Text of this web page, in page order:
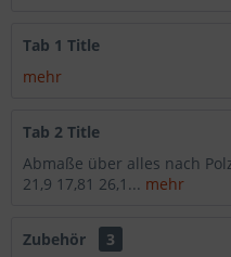
Tab 1 Title
mehr
Tab 2 Title
Abmaße über alles nach
21,9 17,81 26,1... mehr
Zubehör 3